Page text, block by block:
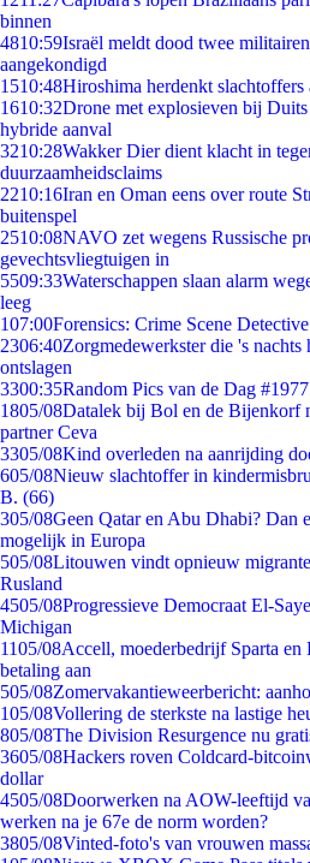
binnen
4810:59Israël meldt dood twee
aangekondigd
1510:48Hiroshima herdenkt
1610:32Drone met explosieven bij
hybride aanval
3210:28Wakker Dier dient klacht in
duurzaamheidsclaims
2210:16Iran en Oman eens over route
buitenspel
2510:08NAVO zet wegens Russische
gevechtsvliegtuigen in
5509:33Waterschappen slaan alarm
leeg
107:00Forensics: Crime Scene Detective
2306:40Zorgmedewerkster die 's nachts
ontslagen
3300:35Random Pics van de Dag #1977
1805/08Datalek bij Bol en de Bijenkorf
partner Ceva
3305/08Kind overleden na aanrijding
605/08Nieuw slachtoffer in
B. (66)
305/08Geen Qatar en Abu Dhabi? Dan
mogelijk in Europa
505/08Litouwen vindt opnieuw
Rusland
4505/08Progressieve Democraat El-
Michigan
1105/08Accell, moederbedrijf Sparta en
betaling aan
505/08Zomervakantieweerbericht:
105/08Vollering de sterkste na lastige
805/08The Division Resurgence nu
3605/08Hackers roven Coldcard-
dollar
4505/08Doorwerken na AOW-leeftijd
werken na je 67e de norm worden?
3805/08Vinted-foto's van vrouwen